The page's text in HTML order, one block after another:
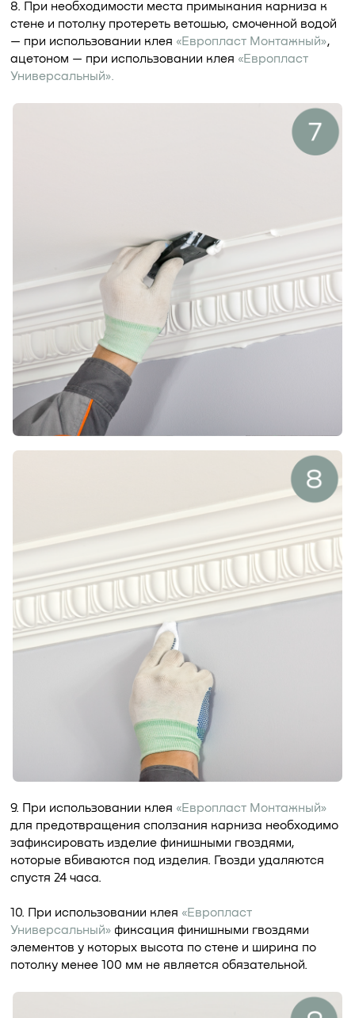
8. При необходимости места примыкания карниза к
стене и потолку протереть ветошью, смоченной водой
— при использовании клея «Европласт Монтажный»,
ацетоном — при использовании клея «Европласт
Универсальный».
9. При использовании клея «Европласт Монтажный»
для предотвращения сползания карниза необходимо
зафиксировать изделие финишными гвоздями,
которые вбиваются под изделия. Гвозди удаляются
спустя 24 часа.
10. При использовании клея «Европласт
Универсальный»фиксация финишными гвоздями
элементов у которых высота по стене и ширина по
потолку менее 100 мм не является обязательной.